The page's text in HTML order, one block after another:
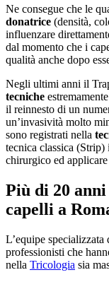
Ne consegue che le
donatrice (densità,
influenzare
dal momento che i
qualità anche dopo
Negli ultimi anni il
tecniche
il reinnesto di un
un’invasività molto
sono registrati nella
tecnica classica
chirurgico ed
Più di 20
capelli a
L’equipe
professionisti che
nella Tricologia sia